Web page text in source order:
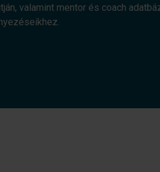
valamint mentor és coach